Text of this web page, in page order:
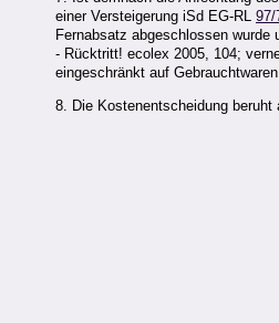
einer Versteigerung iSd EG-RL 97/
Fernabsatz abgeschlossen
- Rücktritt! ecolex 2005, 104;
eingeschränkt auf
8. Die Kostenentscheidung